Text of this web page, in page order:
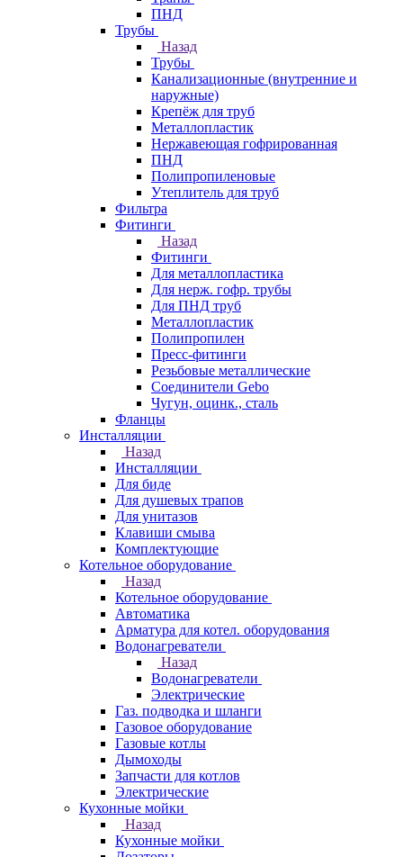
ПНД
Трубы
Назад
Трубы
Канализационные (внутренние и
наружные)
Крепёж для труб
Металлопластик
Нержавеющая гофрированная
ПНД
Полипропиленовые
Утеплитель для труб
Фильтра
Фитинги
Назад
Фитинги
Для металлопластика
Для нерж. гофр. трубы
Для ПНД труб
Металлопластик
Полипропилен
Пресс-фитинги
Резьбовые металлические
Соединители Gebo
Чугун, оцинк., сталь
Фланцы
Инсталляции
Назад
Инсталляции
Для биде
Для душевых трапов
Для унитазов
Клавиши смыва
Комплектующие
Котельное оборудование
Назад
Котельное оборудование
Автоматика
Арматура для котел. оборудования
Водонагреватели
Назад
Водонагреватели
Электрические
Газ. подводка и шланги
Газовое оборудование
Газовые котлы
Дымоходы
Запчасти для котлов
Электрические
Кухонные мойки
Назад
Кухонные мойки